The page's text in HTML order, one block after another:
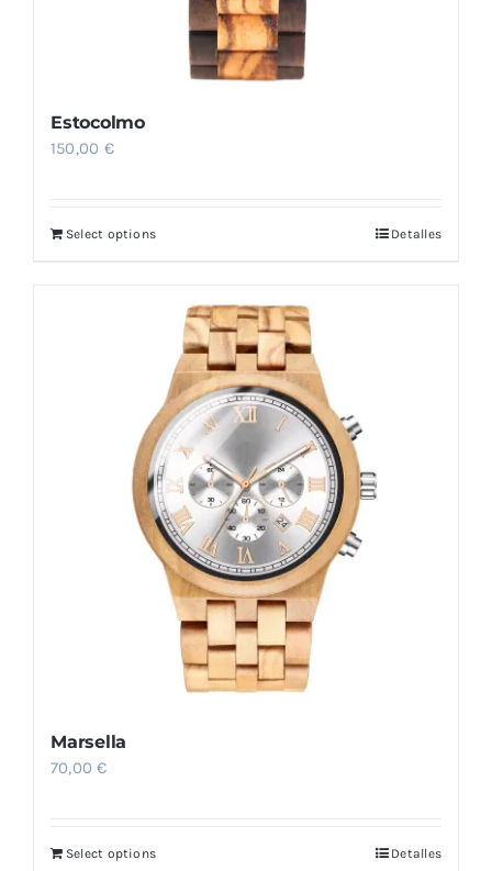
Estocolmo
150,00 €
Select options Detalles
Marsella
70,00€
Select options Detalles